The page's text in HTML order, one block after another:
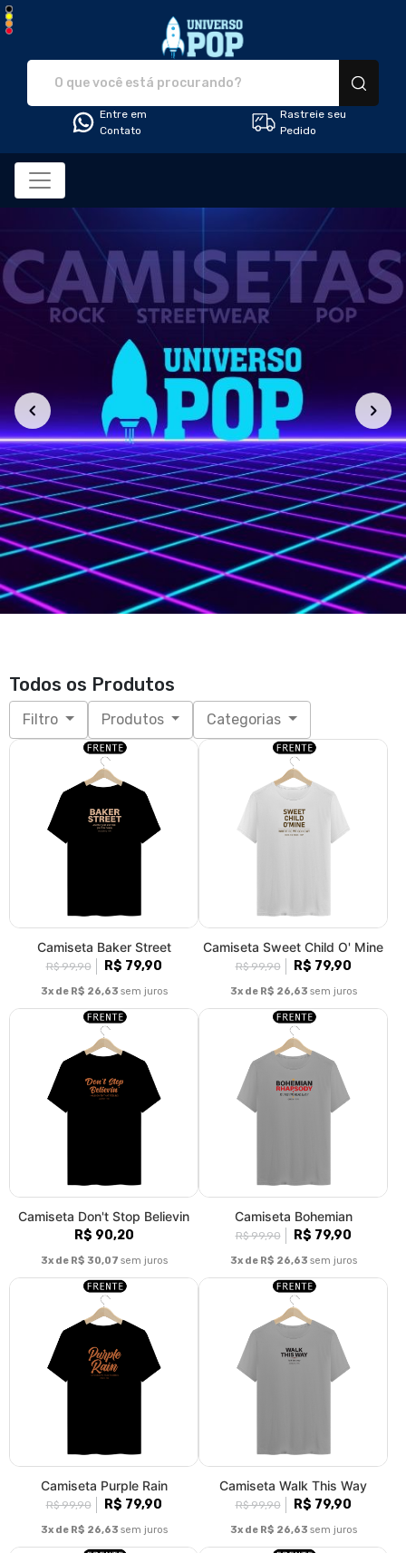
Entre em
Contato
Rastreie seu
Pedido
Todos os Produtos
Filtro Produtos Categorias
Camiseta Baker Street
R$ 99,90 R$ 79,90
3x de R$ 26,63 sem juros
Camiseta Sweet Child O' Mine
R$ 99,90 R$ 79,90
3x de R$ 26,63 sem juros
Camiseta Don't Stop Believin
R$ 90,20
3x de R$ 30,07 sem juros
Camiseta Bohemian
R$ 99,90 R$ 79,90
3x de R$ 26,63 sem juros
Camiseta Purple Rain
R$ 99,90 R$ 79,90
3x de R$ 26,63 sem juros
Camiseta Walk This Way
R$ 99,90 R$ 79,90
3x de R$ 26,63 sem juros